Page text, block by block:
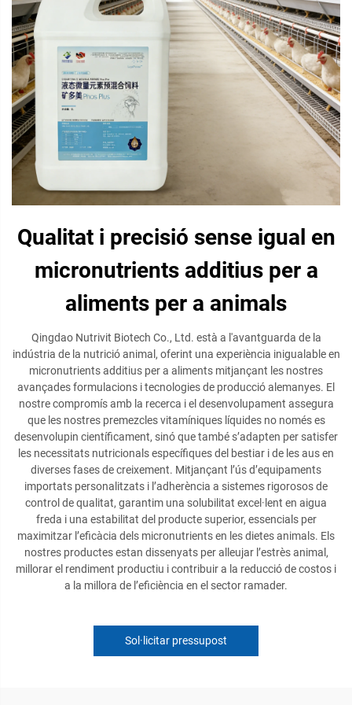
Qualitat i precisió sense igual en
micronutrients additius per a
aliments per a animals
Qingdao Nutrivit Biotech Co., Ltd. està a l'avantguarda de la
indústria de la nutrició animal, oferint una experiència inigualable en
micronutrients additius per a aliments mitjançant les nostres
avançades formulacions i tecnologies de producció alemanyes. El
nostre compromís amb la recerca i el desenvolupament assegura
que les nostres premezcles vitamíniques líquides no només es
desenvolupin científicament, sinó que també s’adapten per satisfer
les necessitats nutricionals específiques del bestiar i de les aus en
diverses fases de creixement. Mitjançant l’ús d’equipaments
importats personalitzats i l’adherència a sistemes rigorosos de
control de qualitat, garantim una solubilitat excel·lent en aigua
freda i una estabilitat del producte superior, essencials per
maximitzar l’eficàcia dels micronutrients en les dietes animals. Els
nostres productes estan dissenyats per alleujar l’estrès animal,
millorar el rendiment productiu i contribuir a la reducció de costos i
a la millora de l’eficiència en el sector ramader.
Sol·licitar pressupost